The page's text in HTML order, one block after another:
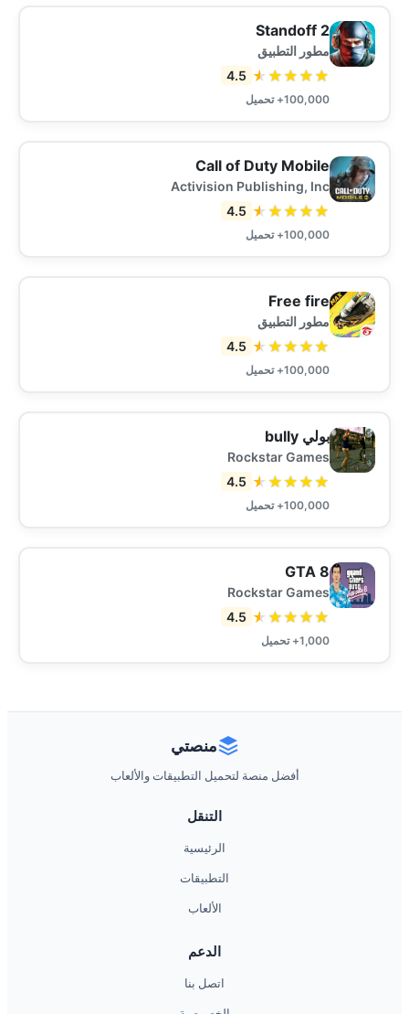
Standoff 2
مطور التطبيق
★
★
★
★
★
4.5
100,000+ تحميل
Call of Duty Mobile
Activision Publishing, Inc
★
★
★
★
★
4.5
100,000+ تحميل
Free fire
مطور التطبيق
★
★
★
★
★
4.5
100,000+ تحميل
بولي bully
Rockstar Games
★
★
★
★
★
4.5
100,000+ تحميل
8 GTA
Rockstar Games
★
★
★
★
★
4.5
1,000+ تحميل
منصتي
أفضل منصة لتحميل التطبيقات والألعاب
التنقل
الرئيسية
التطبيقات
الألعاب
الدعم
اتصل بنا